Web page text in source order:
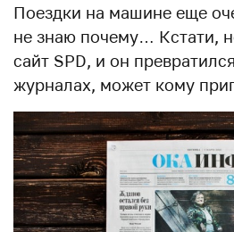
Поездки на машине еще
не знаю почему… Кстати,
сайт SPD, и он
журналах, может кому